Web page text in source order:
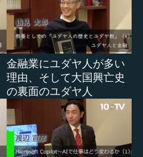
金融業にユダヤ人が多い
理由、そして大国興亡史
の裏面のユダヤ人